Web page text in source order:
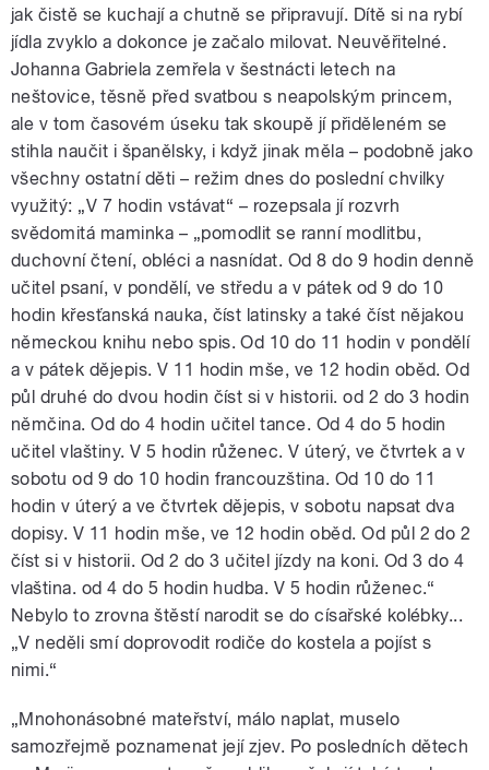
jak čistě se kuchají a chutně se připravují. Dítě si na rybí
jídla zvyklo a dokonce je začalo milovat. Neuvěřitelné.
Johanna Gabriela zemřela v šestnácti letech na
neštovice, těsně před svatbou s neapolským princem,
ale v tom časovém úseku tak skoupě jí přiděleném se
stihla naučit i španělsky, i když jinak měla – podobně jako
všechny ostatní děti – režim dnes do poslední chvilky
využitý: „V 7 hodin vstávat“ – rozepsala jí rozvrh
svědomitá maminka – „pomodlit se ranní modlitbu,
duchovní čtení, obléci a nasnídat. Od 8 do 9 hodin denně
učitel psaní, v pondělí, ve středu a v pátek od 9 do 10
hodin křesťanská nauka, číst latinsky a také číst nějakou
německou knihu nebo spis. Od 10 do 11 hodin v pondělí
a v pátek dějepis. V 11 hodin mše, ve 12 hodin oběd. Od
půl druhé do dvou hodin číst si v historii. od 2 do 3 hodin
němčina. Od do 4 hodin učitel tance. Od 4 do 5 hodin
učitel vlaštiny. V 5 hodin růženec. V úterý, ve čtvrtek a v
sobotu od 9 do 10 hodin francouzština. Od 10 do 11
hodin v úterý a ve čtvrtek dějepis, v sobotu napsat dva
dopisy. V 11 hodin mše, ve 12 hodin oběd. Od půl 2 do 2
číst si v historii. Od 2 do 3 učitel jízdy na koni. Od 3 do 4
vlaština. od 4 do 5 hodin hudba. V 5 hodin růženec.“
Nebylo to zrovna štěstí narodit se do císařské kolébky...
„V neděli smí doprovodit rodiče do kostela a pojíst s
nimi.“
„Mnohonásobné mateřství, málo naplat, muselo
samozřejmě poznamenat její zjev. Po posledních dětech